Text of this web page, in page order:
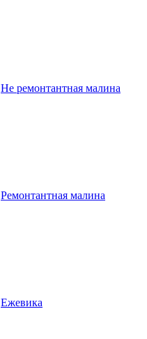
Не ремонтантная малина
Ремонтантная малина
Ежевика